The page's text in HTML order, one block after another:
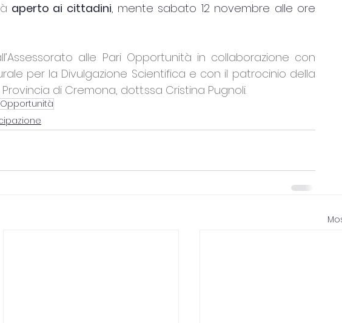
aperto ai cittadini, mente sabato 12 novembre alle ore
alle Pari Opportunità in collaborazione con
per la Divulgazione Scientifica e con il patrocinio della
di Cremona, dott.ssa Cristina Pugnoli.
Opportunità